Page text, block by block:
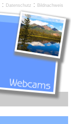
: Datenschutz : Bildnachweis